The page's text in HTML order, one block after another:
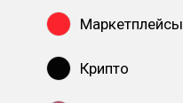
Маркетплейсы
Крипто